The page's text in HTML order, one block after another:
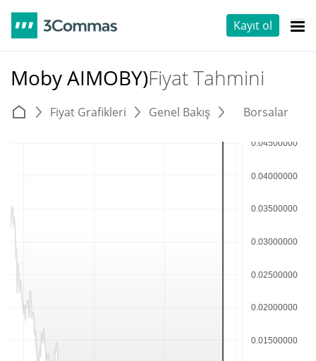
Kayıt ol
Moby AIMOBY)Fiyat Tahmini
Fiyat Grafikleri Genel Bakış Borsalar